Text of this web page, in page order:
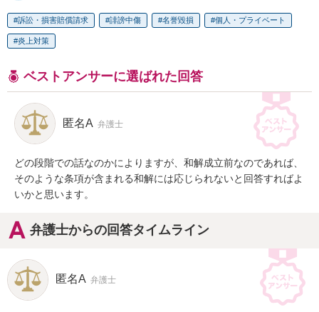
訴訟・損害賠償請求 誹謗中傷 名誉毀損 個人・プライベート
炎上対策
ベストアンサーに選ばれた回答
匿名A 弁護士
どの段階での話なのかによりますが、和解成立前なのであれば、
そのような条項が含まれる和解には応じられないと回答すればよ
いかと思います。
弁護士からの回答タイムライン
匿名A 弁護士